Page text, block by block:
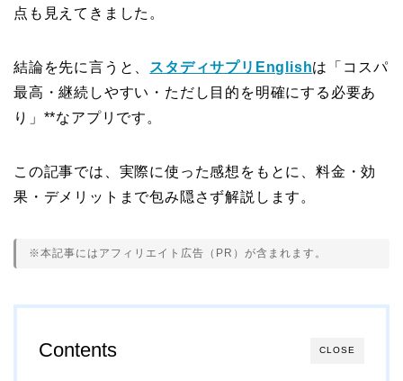
点も見えてきました。
結論を先に言うと、 スタディサプリEnglishは「コスパ
最高・継続しやすい・ただし目的を明確にする必要あ
り」**なアプリです。
この記事では、実際に使った感想をもとに、料金・効
果・デメリットまで包み隠さず解説します。
※本記事にはアフィリエイト広告（PR）が含まれます。
CLOSE
Contents